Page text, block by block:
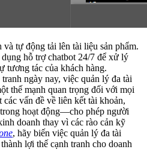
và tự động tải lên tài liệu sản phẩm.
dụng hỗ trợ chatbot 24/7 để xử lý
tương tác của khách hàng.
ngày nay, việc quản lý đa tài
thế mạnh quan trọng đối với mọi
vấn đề về liên kết tài khoản,
hoạt động—cho phép người
doanh thay vì các rào cản kỹ
, hãy biến việc quản lý đa tài
lợi thế cạnh tranh cho doanh